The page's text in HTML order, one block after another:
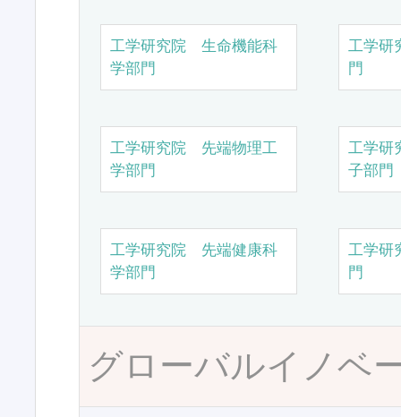
工学研究院 生命機能科
学部門
工学研
門
工学研究院 先端物理工
学部門
工学研
子部門
工学研究院 先端健康科
学部門
工学研
門
グローバルイノベ